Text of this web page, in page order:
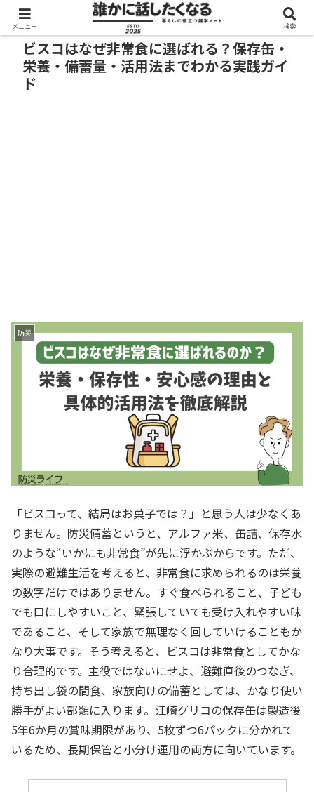
ビスコはなぜ非常食に選ばれる？保存缶・
栄養・備蓄量・活用法までわかる実践ガイ
ド
防災
「ビスコって、結局はお菓子では？」と思う人は少なくあ
りません。防災備蓄というと、アルファ米、缶詰、保存水
のような“いかにも非常食”が先に浮かぶからです。ただ、
実際の避難生活を考えると、非常食に求められるのは栄養
の数字だけではありません。すぐ食べられること、子ども
でも口にしやすいこと、緊張していても受け入れやすい味
であること、そして家族で無理なく回していけることもか
なり大事です。そう考えると、ビスコは非常食としてかな
り合理的です。主役ではないにせよ、避難直後のつなぎ、
持ち出し袋の間食、家族向けの備蓄としては、かなり使い
勝手がよい部類に入ります。江崎グリコの保存缶は製造後
5年6か月の賞味期限があり、5枚ずつ6パックに分かれて
いるため、長期保管と小分け運用の両方に向いています。
メニュー 検索